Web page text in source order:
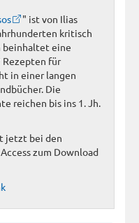
" ist von Ilias
kritisch
beinhaltet eine
Rezepten für
in einer langen
Die
reichen bis ins 1. Jh.
jetzt bei den
zum Download